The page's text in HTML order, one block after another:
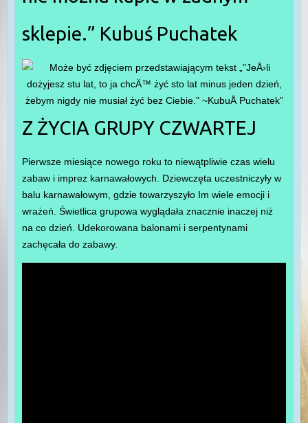
sklepie.” Kubuś Puchatek
Z ŻYCIA GRUPY CZWARTEJ
Pierwsze miesiące nowego roku to niewątpliwie czas wielu
zabaw i imprez karnawałowych. Dziewczęta uczestniczyły w
balu karnawałowym, gdzie towarzyszyło Im wiele emocji i
wrażeń. Świetlica grupowa wyglądała znacznie inaczej niż
na co dzień. Udekorowana balonami i serpentynami
zachęcała do zabawy.